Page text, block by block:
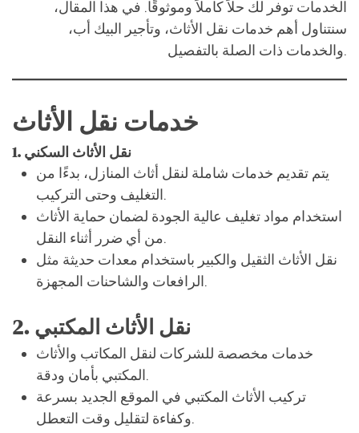
خدمات نقل الأثاث
يتم تقديم خدمات شاملة لنقل أثاث المنازل، بدءًا من
التغليف وحتى التركيب.
استخدام مواد تغليف عالية الجودة لضمان حماية الأثاث
من أي ضرر أثناء النقل.
نقل الأثاث الثقيل والكبير باستخدام معدات حديثة مثل
الرافعات والشاحنات المجهزة.
2. نقل الأثاث المكتبي
خدمات مخصصة للشركات لنقل المكاتب والأثاث
المكتبي بأمان ودقة.
تركيب الأثاث المكتبي في الموقع الجديد بسرعة
وكفاءة لتقليل وقت التعطل.
3. نقل الأثاث التجاري
نقل أثاث المحلات التجارية والمطاعم والفنادق